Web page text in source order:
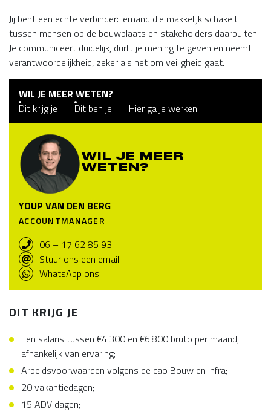
Jij bent een echte verbinder: iemand die makkelijk schakelt
tussen mensen op de bouwplaats en stakeholders daarbuiten.
Je communiceert duidelijk, durft je mening te geven en neemt
verantwoordelijkheid, zeker als het om veiligheid gaat.
WIL JE MEER WETEN?
Dit krijg je
Dit ben je Hier ga je werken
WIL JE MEER
WETEN?
YOUP VAN DEN BERG
ACCOUNTMANAGER
06 – 17 62 85 93
Stuur ons een email
WhatsApp ons
DIT KRIJG JE
Een salaris tussen €4.300 en €6.800 bruto per maand,
afhankelijk van ervaring;
Arbeidsvoorwaarden volgens de cao Bouw en Infra;
20 vakantiedagen;
15 ADV dagen;